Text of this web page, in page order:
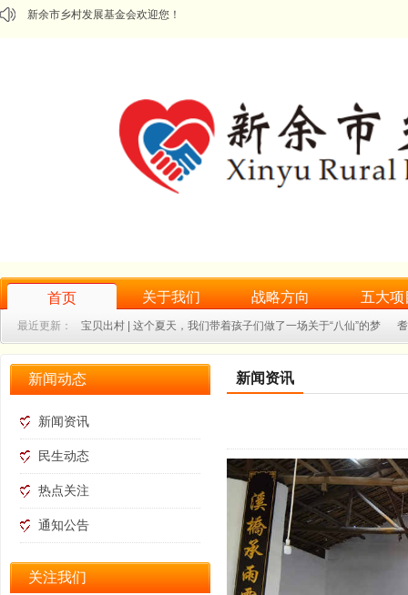
新余市乡村发展基金会欢迎您！
首页 关于我们 战略方向 五大项
最近更新： 宝贝出村 | 这个夏天，我们带着孩子们做了一场关于“八仙”的梦
"耆乐融融·粽享安康"——水北镇老人集体生日会暨端午关爱活动
新闻动态
新闻资讯
民生动态
热点关注
通知公告
关注我们
新闻资讯